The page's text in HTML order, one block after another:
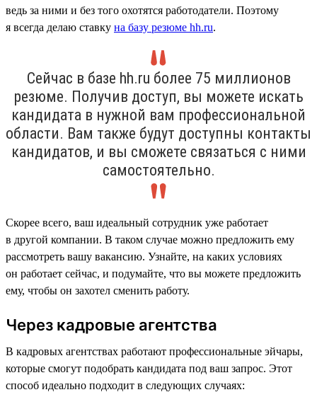
ведь за ними и без того охотятся работодатели. Поэтому
я всегда делаю ставку на базу резюме hh.ru.
Сейчас в базе hh.ru более 75 миллионов
резюме. Получив доступ, вы можете искать
кандидата в нужной вам профессиональной
области. Вам также будут доступны контакты
кандидатов, и вы сможете связаться с ними
самостоятельно.
Скорее всего, ваш идеальный сотрудник уже работает
в другой компании. В таком случае можно предложить ему
рассмотреть вашу вакансию. Узнайте, на каких условиях
он работает сейчас, и подумайте, что вы можете предложить
ему, чтобы он захотел сменить работу.
Через кадровые агентства
В кадровых агентствах работают профессиональные эйчары,
которые смогут подобрать кандидата под ваш запрос. Этот
способ идеально подходит в следующих случаях: